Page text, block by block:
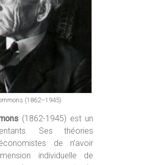
(1862–1945)
(1862-1945) est un
Ses théories
de n’avoir
individuelle de